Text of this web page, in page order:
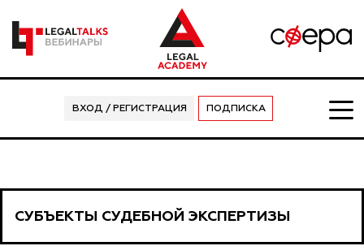
ВХОД / РЕГИСТРАЦИЯ ПОДПИСКА
СУБЪЕКТЫ СУДЕБНОЙ ЭКСПЕРТИЗЫ